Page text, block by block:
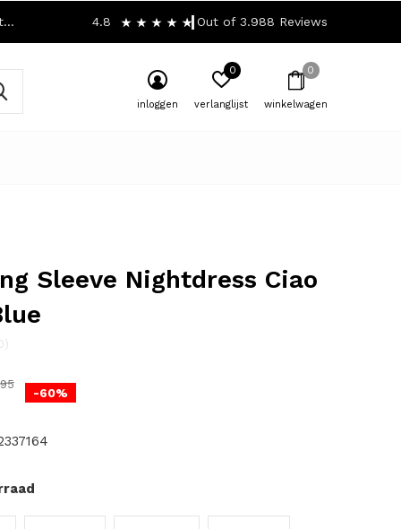
inloggen verlanglijst
0
winkelwagen
0
4.8 Out of 3.988 Reviews
Sleeve Nightdress Ciao
-60%